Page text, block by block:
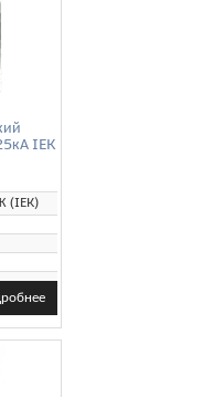
IEK
(IEK)